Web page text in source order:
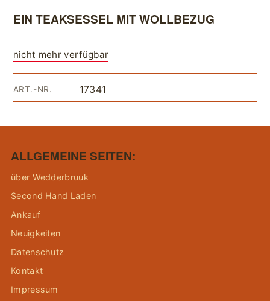
EIN TEAKSESSEL MIT WOLLBEZUG
nicht mehr verfügbar
ART.-NR. 17341
ALLGEMEINE SEITEN:
über Wedderbruuk
Second Hand Laden
Ankauf
Neuigkeiten
Datenschutz
Kontakt
Impressum